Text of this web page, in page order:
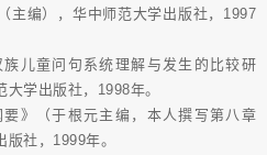
主编），华中师范大学出版社，1997
族儿童问句系统理解与发生的比较研
学出版社，1998年。
要》（于根元主编，本人撰写第八章
版社，1999年。